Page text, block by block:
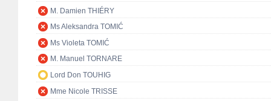
M. Damien THIÉRY
Ms Aleksandra TOMIĆ
Ms Violeta TOMIĆ
M. Manuel TORNARE
Lord Don TOUHIG
Mme Nicole TRISSE